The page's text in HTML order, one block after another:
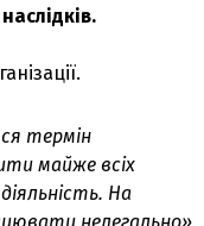
термін
майже всіх
На